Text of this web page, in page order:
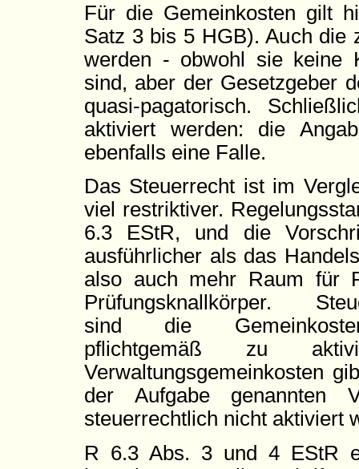
Für die Gemeinkosten gilt
Satz 3 bis 5 HGB). Auch die
werden - obwohl sie keine
sind, aber der Gesetzgeber
quasi-pagatorisch.
aktiviert werden: die
ebenfalls eine Falle.
Das Steuerrecht ist im
viel restriktiver.
6.3 EStR, und die
ausführlicher als das
also auch mehr Raum für
Prüfungsknallkörper.
sind die
pflichtgemäß zu
Verwaltungsgemeinkosten
der Aufgabe genannten
steuerrechtlich nicht aktiviert
R 6.3 Abs. 3 und 4 EStR